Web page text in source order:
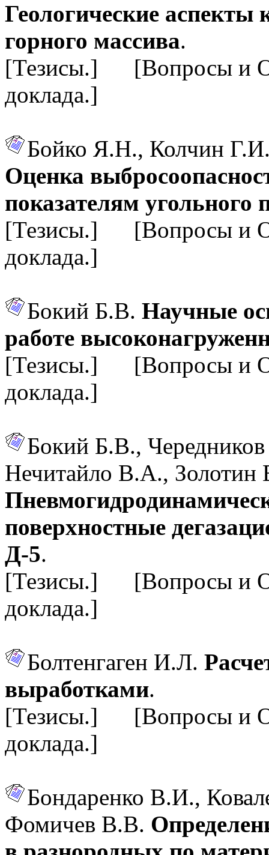
Геологические аспекты
горного массива.
[Тезисы.] [Вопросы и
доклада.]
Бойко Я.Н., Колчин
Оценка
показателям угольного
[Тезисы.] [Вопросы и
доклада.]
Бокий Б.В. Научные
работе
[Тезисы.] [Вопросы и
доклада.]
Бокий Б.В.,
Нечитайло В.А., Золотин
поверхностные
Д-5.
[Тезисы.] [Вопросы и
доклада.]
Болтенгаген И.Л.
выработками.
[Тезисы.] [Вопросы и
доклада.]
Бондаренко В.И.,
Фомичев В.В.